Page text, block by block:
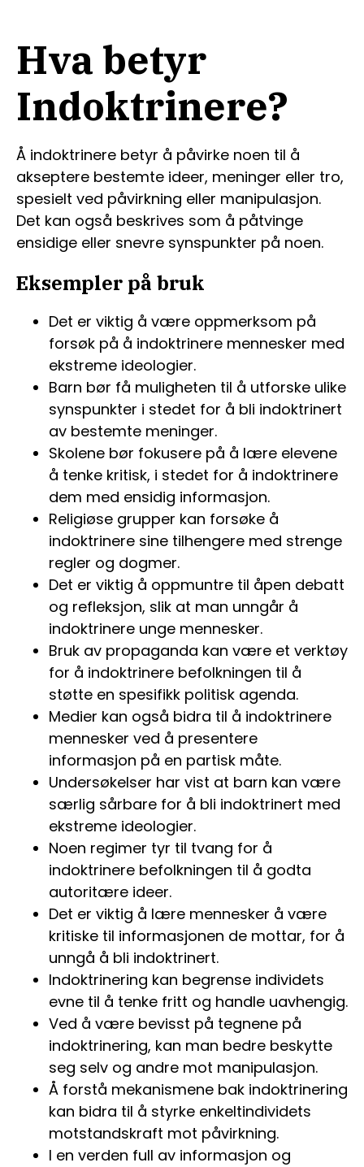
Hva betyr
Indoktrinere?
Å indoktrinere betyr å påvirke noen til å
akseptere bestemte ideer, meninger eller tro,
spesielt ved påvirkning eller manipulasjon.
Det kan også beskrives som å påtvinge
ensidige eller snevre synspunkter på noen.
Eksempler på bruk
Det er viktig å være oppmerksom på
forsøk på å indoktrinere mennesker med
ekstreme ideologier.
Barn bør få muligheten til å utforske ulike
synspunkter i stedet for å bli indoktrinert
av bestemte meninger.
Skolene bør fokusere på å lære elevene
å tenke kritisk, i stedet for å indoktrinere
dem med ensidig informasjon.
Religiøse grupper kan forsøke å
indoktrinere sine tilhengere med strenge
regler og dogmer.
Det er viktig å oppmuntre til åpen debatt
og refleksjon, slik at man unngår å
indoktrinere unge mennesker.
Bruk av propaganda kan være et verktøy
for å indoktrinere befolkningen til å
støtte en spesifikk politisk agenda.
Medier kan også bidra til å indoktrinere
mennesker ved å presentere
informasjon på en partisk måte.
Undersøkelser har vist at barn kan være
særlig sårbare for å bli indoktrinert med
ekstreme ideologier.
Noen regimer tyr til tvang for å
indoktrinere befolkningen til å godta
autoritære ideer.
Det er viktig å lære mennesker å være
kritiske til informasjonen de mottar, for å
unngå å bli indoktrinert.
Indoktrinering kan begrense individets
evne til å tenke fritt og handle uavhengig.
Ved å være bevisst på tegnene på
indoktrinering, kan man bedre beskytte
seg selv og andre mot manipulasjon.
Å forstå mekanismene bak indoktrinering
kan bidra til å styrke enkeltindividets
motstandskraft mot påvirkning.
I en verden full av informasjon og